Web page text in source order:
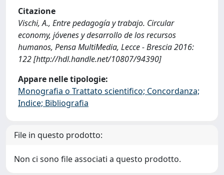
Citazione
Vischi, A., Entre pedagogía y trabajo. Circular
economy, jóvenes y desarrollo de los recursos
humanos, Pensa MultiMedia, Lecce - Brescia 2016:
122 [http://hdl.handle.net/10807/94390]
Appare nelle tipologie:
Monografia o Trattato scientifico; Concordanza;
Indice; Bibliografia
File in questo prodotto:
Non ci sono file associati a questo prodotto.